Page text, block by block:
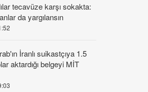
tecavüze karşı sokakta:
da yargılansın
İranlı suikastçıya 1.5
aktardığı belgeyi MİT